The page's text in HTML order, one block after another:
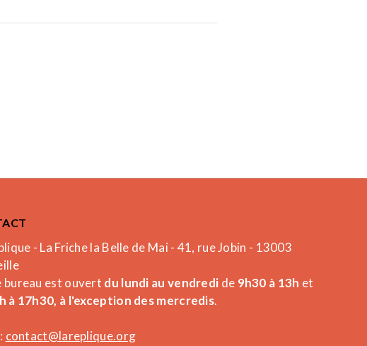
- La Friche la Belle de Mai - 41, rue Jobin - 13003
bureau est ouvert du lundi au vendredi de 9h30 à 13h et
à 17h30, à l'exception des mercredis.
contact@lareplique.org